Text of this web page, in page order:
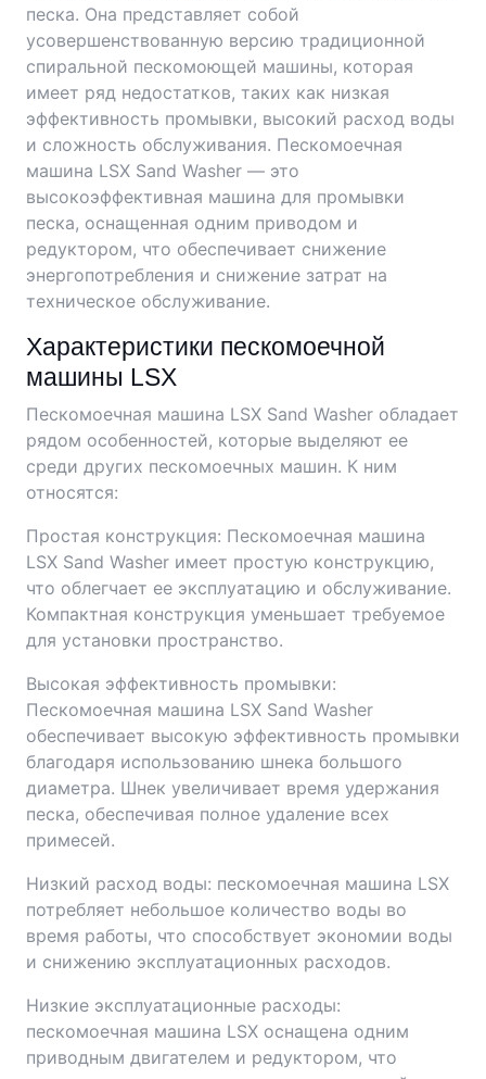
песка. Она представляет собой
усовершенствованную версию традиционной
спиральной пескомоющей машины, которая
имеет ряд недостатков, таких как низкая
эффективность промывки, высокий расход воды
и сложность обслуживания. Пескомоечная
машина LSX Sand Washer — это
высокоэффективная машина для промывки
песка, оснащенная одним приводом и
редуктором, что обеспечивает снижение
энергопотребления и снижение затрат на
техническое обслуживание.
Характеристики пескомоечной
машины LSX
Пескомоечная машина LSX Sand Washer обладает
рядом особенностей, которые выделяют ее
среди других пескомоечных машин. К ним
относятся:
Простая конструкция: Пескомоечная машина
LSX Sand Washer имеет простую конструкцию,
что облегчает ее эксплуатацию и обслуживание.
Компактная конструкция уменьшает требуемое
для установки пространство.
Высокая эффективность промывки:
Пескомоечная машина LSX Sand Washer
обеспечивает высокую эффективность промывки
благодаря использованию шнека большого
диаметра. Шнек увеличивает время удержания
песка, обеспечивая полное удаление всех
примесей.
Низкий расход воды: пескомоечная машина LSX
потребляет небольшое количество воды во
время работы, что способствует экономии воды
и снижению эксплуатационных расходов.
Низкие эксплуатационные расходы:
пескомоечная машина LSX оснащена одним
приводным двигателем и редуктором, что